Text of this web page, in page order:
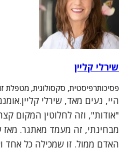
שירלי קליין
פסיכותרפיסטית, סקסולוגית, מטפלת
היי, נעים מאד, שירלי
"אודות", וזה לחלוטין המקום
מבחינתי, זה מעמד מאתגר. מאז
האדם ממול. זו שמכילה כל אחד